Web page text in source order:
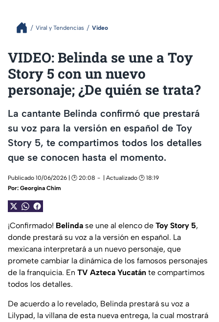
Viral y Tendencias Video
VIDEO: Belinda se une a Toy
Story 5 con un nuevo
personaje; ¿De quién se trata?
La cantante Belinda confirmó que prestará
su voz para la versión en español de Toy
Story 5, te compartimos todos los detalles
que se conocen hasta el momento.
Publicado 10/06/2026 | 🕑 20:08
| Actualizado 🕑 18:19
Por: Georgina Chim
¡Confirmado! Belinda se une al elenco de Toy Story 5,
donde prestará su voz a la versión en español. La
mexicana interpretará a un nuevo personaje, que
promete cambiar la dinámica de los famosos personajes
de la franquicia. En TV Azteca Yucatán te compartimos
todos los detalles.
De acuerdo a lo revelado, Belinda prestará su voz a
Lilypad, la villana de esta nueva entrega, la cual mostrará